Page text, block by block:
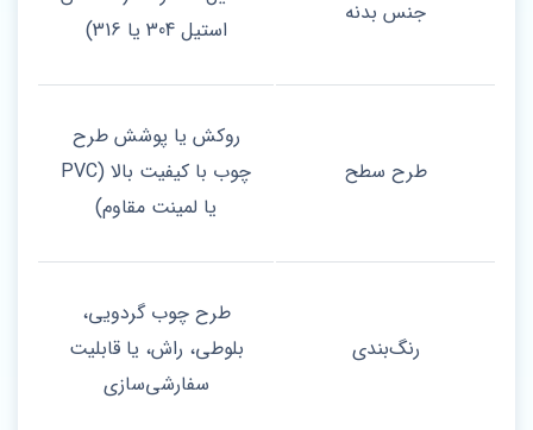
جنس بدنه
استیل 304 یا 316)
طرح سطح
روکش یا پوشش طرح
چوب با کیفیت بالا (PVC
یا لمینت مقاوم)
رنگ‌بندی
طرح چوب گردویی،
بلوطی، راش، یا قابلیت
سفارشی‌سازی